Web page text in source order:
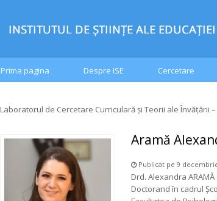
Prima pagina Despre ISE Cercetare
Laboratorul de Cercetare Curriculară și Teorii ale Învățării
Aramă
Publicat pe 9
Drd. Alexandra
Doctorand în cadrul